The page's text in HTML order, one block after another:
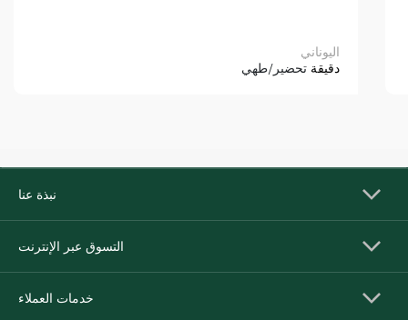
اليوناني
دقيقة تحضير/طهي
نبذة عنا
التسوق عبر الإنترنت
خدمات العملاء